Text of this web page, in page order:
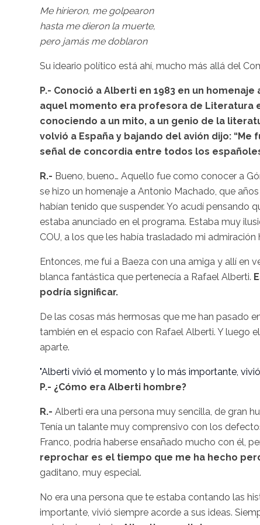
Me hirieron, me golpearon
hasta me dieron la muerte,
pero jamás me doblaron
Su ideario político está ahí, mucho más allá del
P.- Conoció a Alberti en 1983 en un homenaje
aquel momento era profesora de Literatura
conociendo a un mito, a un genio de la
volvió a España y bajando del avión dijo:
señal de concordia entre todos los
R.- Bueno, bueno… Aquello fue como conocer a
se hizo un homenaje a Antonio Machado, que
habían tenido que suspender. Yo acudí pensando
estaba anunciado en el programa. Estaba muy
COU, a los que les había trasladado mi
Entonces, me fui a Baeza con una amiga y allí en
blanca fantástica que pertenecía a Rafael Alberti.
podría significar.
De las cosas más hermosas que me han pasado
también en el espacio con Rafael Alberti. Y luego
aparte.
"Alberti vivió el momento y lo más importante,
P.- ¿Cómo era Alberti hombre?
R.- Alberti era una persona muy sencilla, de gran
Tenía un talante muy comprensivo con los
Franco, podría haberse ensañado mucho con él,
reprochar es el tiempo que me ha hecho
gaditano, muy especial.
No era una persona que te estaba contando las
importante, vivió siempre acorde a sus ideas.